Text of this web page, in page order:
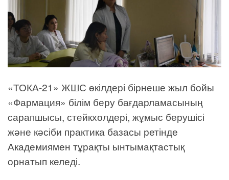
«ТОКА-21» ЖШС өкілдері бірнеше жыл бойы
«Фармация» білім беру бағдарламасының
сарапшысы, стейкхолдері, жұмыс берушісі
және кәсіби практика базасы ретінде
Академиямен тұрақты ынтымақтастық
орнатып келеді.